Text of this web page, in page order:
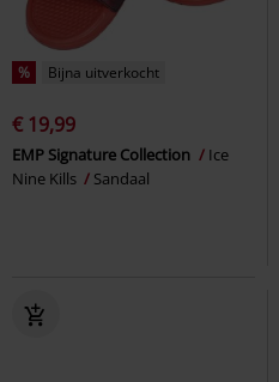
% Bijna uitverkocht
€ 19,99
EMP Signature Collection
Ice
Nine Kills
Sandaal